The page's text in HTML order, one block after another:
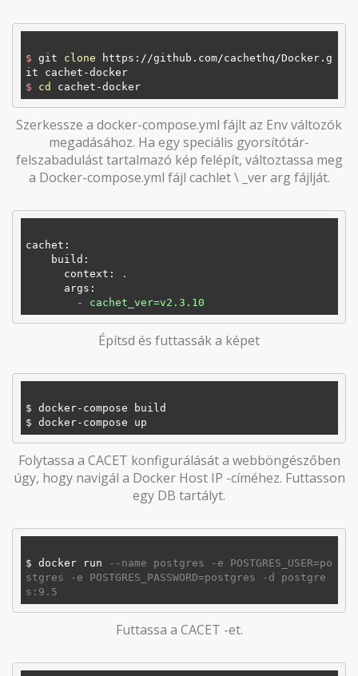
$ git clone https://github.com/cachethq/Docker.g
it cachet-docker
$
cd cachet-docker
Szerkessze a docker-compose.yml fájlt az Env változók
megadásához. Ha egy speciális gyorsítótár-
felszabadulást tartalmazó kép felépít, változtassa meg
a Docker-compose.yml fájl cachlet \ _ver arg fájlját.
cachet :
build :
context :
.
args :
-
cachet_ver=v2.3.10
Építsd és futtassák a képet
$ docker-compose build
Folytassa a CACET konfigurálását a webböngészőben
úgy, hogy navigál a Docker Host IP -címéhez. Futtasson
egy DB tartályt.
$ docker run
--name postgres -e POSTGRES_USER=po
stgres -e POSTGRES_PASSWORD=postgres -d postgre
s:9.5
Futtassa a CACET -et.